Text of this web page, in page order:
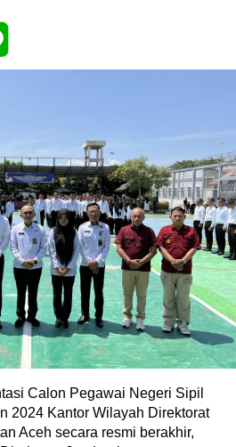
Calon Pegawai Negeri Sipil
2024 Kantor Wilayah Direktorat
Aceh secara resmi berakhir,